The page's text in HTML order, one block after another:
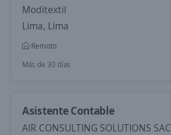
Moditextil
Lima, Lima
Remoto
Más de 30 días
Asistente Contable
AIR CONSULTING SOLUTIONS SAC